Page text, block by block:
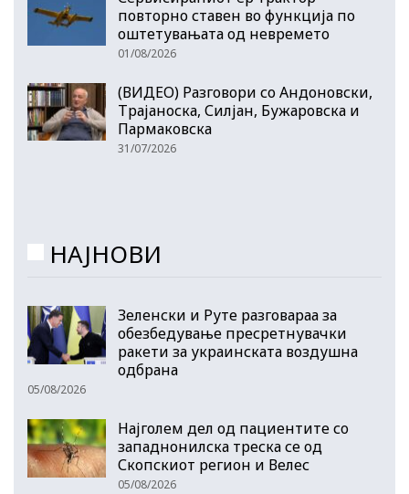
повторно ставен во функција по
оштетувањата од невремето
01/08/2026
(ВИДЕО) Разговори со Андоновски,
Трајаноска, Силјан, Бужаровска и
Пармаковска
31/07/2026
НАЈНОВИ
Зеленски и Руте разговараа за
обезбедување пресретнувачки
ракети за украинската воздушна
одбрана
05/08/2026
Најголем дел од пациентите сo
западнонилска треска се од
Скопскиот регион и Велес
05/08/2026